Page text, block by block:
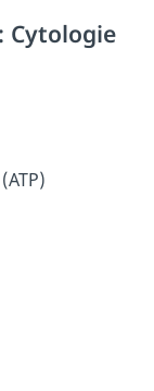
Cytologie